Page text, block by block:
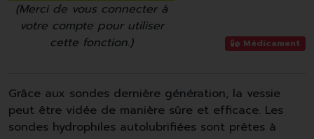
(Merci de vous connecter à
votre compte pour utiliser
cette fonction.)
Médicament
Grâce aux sondes dernière génération, la vessie
peut être vidée de manière sûre et efficace. Les
sondes hydrophiles autolubrifiées sont prêtes à